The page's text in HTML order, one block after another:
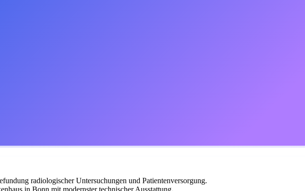
radiologischer Untersuchungen und Patientenversorgung.